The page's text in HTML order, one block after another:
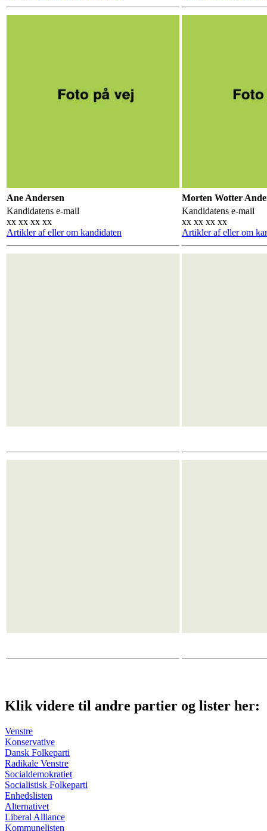
Ane Andersen
Morten Wotter
Kandidatens e-mail
xx xx xx xx
Artikler af eller om kandidaten
Kandidatens e-mail
xx xx xx xx
Artikler af eller om
Klik videre til andre partier og lister her:
Venstre
Konservative
Dansk Folkeparti
Radikale Venstre
Socialdemokratiet
Socialistisk Folkeparti
Enhedslisten
Alternativet
Liberal Alliance
Kommunelisten